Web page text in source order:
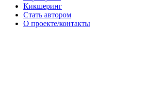
Кикшеринг
Стать автором
О проекте/контакты